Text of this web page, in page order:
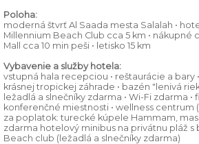
Poloha:
moderná štvrť Al Saada mesta Salalah •
Millennium Beach Club cca 5 km • nákupné
Mall cca 10 min peši • letisko 15 km
Vybavenie a služby hotela:
vstupná hala recepciou • reštaurácie a bary
krásnej tropickej záhrade • bazén "lenivá
ležadlá a slnečníky zdarma • Wi-Fi zdarma •
konferenčné miestnosti • wellness centrum
za poplatok: turecké kúpele Hammam,
zdarma hotelový minibus na privátnu pláž s
Beach club (ležadlá a slnečníky zdarma)